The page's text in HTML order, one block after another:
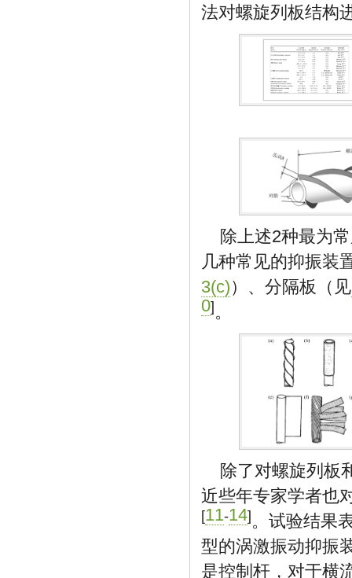
法对螺旋列板结构
除上述2种最为
几种常见的抑振装
3(c)）、分隔板（见
0]。
除了对螺旋列板
近些年专家学者也
[11-14]。试验结果
型的涡激振动抑振
是控制杆，对于横